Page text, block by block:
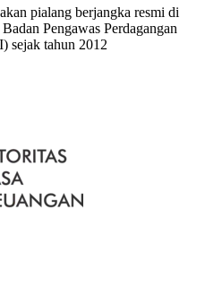
pialang berjangka resmi di
Pengawas Perdagangan
sejak tahun 2012